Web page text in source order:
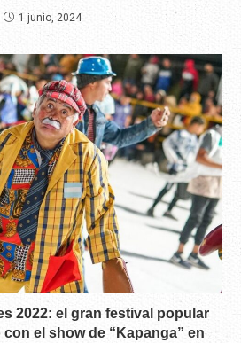
1 junio, 2024
2022: el gran festival popular
el show de “Kapanga” en